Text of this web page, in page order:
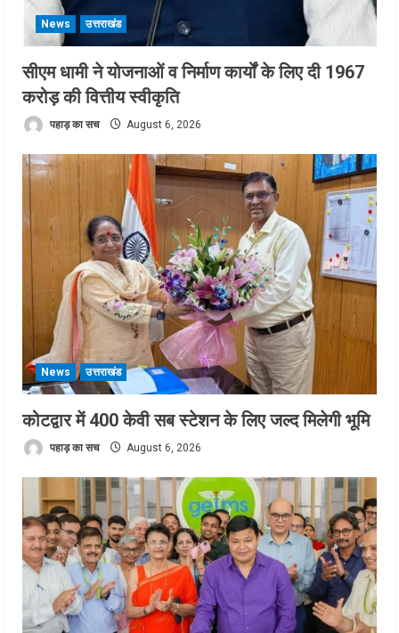
News उत्तराखंड
सीएम धामी ने योजनाओं व निर्माण कार्यों के लिए दी 1967
करोड़ की वित्तीय स्वीकृति
पहाड़ का सच August 6, 2026
News उत्तराखंड
कोटद्वार में 400 केवी सब स्टेशन के लिए जल्द मिलेगी भूमि
पहाड़ का सच August 6, 2026